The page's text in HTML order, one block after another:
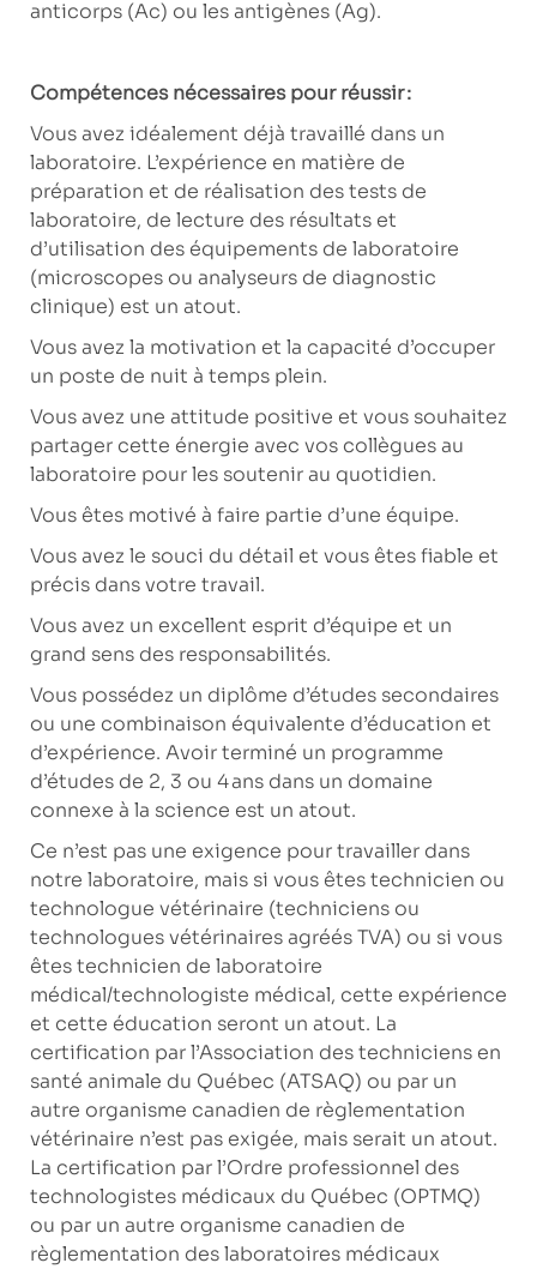
anticorps (Ac) ou les antigènes (Ag).
Compétences nécessaires pour réussir :
Vous avez idéalement déjà travaillé dans un
laboratoire. L’expérience en matière de
préparation et de réalisation des tests de
laboratoire, de lecture des résultats et
d’utilisation des équipements de laboratoire
(microscopes ou analyseurs de diagnostic
clinique) est un atout.
Vous avez la motivation et la capacité d’occuper
un poste de nuit à temps plein.
Vous avez une attitude positive et vous souhaitez
partager cette énergie avec vos collègues au
laboratoire pour les soutenir au quotidien.
Vous êtes motivé à faire partie d’une équipe.
Vous avez le souci du détail et vous êtes fiable et
précis dans votre travail.
Vous avez un excellent esprit d’équipe et un
grand sens des responsabilités.
Vous possédez un diplôme d’études secondaires
ou une combinaison équivalente d’éducation et
d’expérience. Avoir terminé un programme
d’études de 2, 3 ou 4 ans dans un domaine
connexe à la science est un atout.
Ce n’est pas une exigence pour travailler dans
notre laboratoire, mais si vous êtes technicien ou
technologue vétérinaire (techniciens ou
technologues vétérinaires agréés TVA) ou si vous
êtes technicien de laboratoire
médical/technologiste médical, cette expérience
et cette éducation seront un atout. La
certification par l’Association des techniciens en
santé animale du Québec (ATSAQ) ou par un
autre organisme canadien de règlementation
vétérinaire n’est pas exigée, mais serait un atout.
La certification par l’Ordre professionnel des
technologistes médicaux du Québec (OPTMQ)
ou par un autre organisme canadien de
règlementation des laboratoires médicaux